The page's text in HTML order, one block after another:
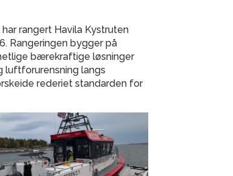
rangert Havila Kystruten
Rangeringen bygger på
bærekraftige løsninger
luftforurensning langs
rederiet standarden for